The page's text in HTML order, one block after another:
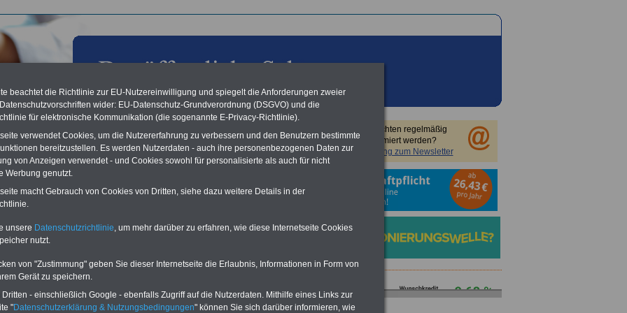
aus der öffentlichen Verwaltung: Peter Heesen zur
der 53. DBB Jahrestagung - DBB Chef fordert
Vorteile für den
und sparen:
-
Vergleich Gesetzliche
Sie möchten regelmäßig
informiert werden?
Anmeldung zum Newsletter
beachtet die Richtlinie zur EU-Nutzereinwilligung und spiegelt die Anforderungen zweier
wider: EU-Datenschutz-Grundverordnung (DSGVO) und die
für elektronische Kommunikation (die sogenannte E-Privacy-Richtlinie).
verwendet Cookies, um die Nutzererfahrung zu verbessern und den Benutzern bestimmte
bereitzustellen. Es werden Nutzerdaten - auch ihre personenbezogenen Daten zur
von Anzeigen verwendet - und Cookies sowohl für personalisierte als auch für nicht
Werbung genutzt.
macht Gebrauch von Cookies von Dritten, siehe dazu weitere Details in der
unsere Datenschutzrichtlinie, um mehr darüber zu erfahren, wie diese Internetseite Cookies
nutzt.
von "Zustimmung" geben Sie dieser Internetseite die Erlaubnis, Informationen in Form von
Gerät zu speichern.
- einschließlich Google - ebenfalls Zugriff auf die Nutzerdaten. Mithilfe eines Links zur
"Datenschutzerklärung & Nutzungsbedingungen" können Sie sich darüber informieren, wie